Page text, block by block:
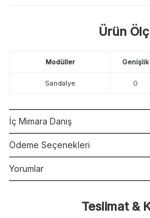
Ürün
Modüller Genişlik
Sandalye 0
İç Mimara Danış
Ödeme Seçenekleri
Yorumlar
Teslimat &